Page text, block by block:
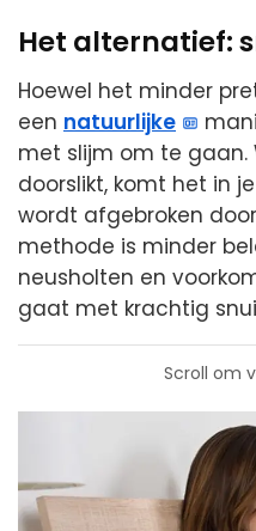
Het alternatief:
Hoewel het minder
een natuurlijke
met slijm om te gaan.
doorslikt, komt het in
wordt afgebroken
methode is minder
neusholten en
gaat met krachtig
Scroll om